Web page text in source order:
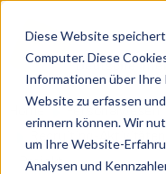
Diese Website
Computer. Diese
Informationen über
Website zu erfassen
erinnern können. Wir
um Ihre Website-
Analysen und
Deutsc he Inte
Home Personalwesen
Recruiting-
Projekt